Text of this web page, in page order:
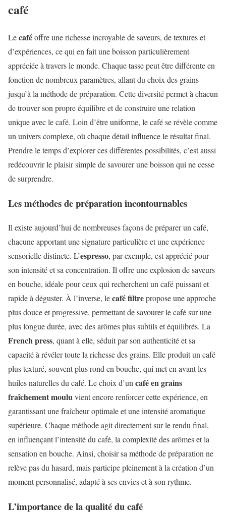
café
Lecaféoffre une richesse incroyable de saveurs, de textures et
d’expériences, ce qui en fait une boisson particulièrement
appréciée à travers le monde. Chaque tasse peut être différente en
fonction de nombreux paramètres, allant du choix des grains
jusqu’à la méthode de préparation. Cette diversité permet à chacun
de trouver son propre équilibre et de construire une relation
unique avec le café. Loin d’être uniforme, le café se révèle comme
un univers complexe, où chaque détail influence le résultat final.
Prendre le temps d’explorer ces différentes possibilités, c’est aussi
redécouvrir le plaisir simple de savourer une boisson qui ne cesse
de surprendre.
Les méthodes de préparation incontournables
Il existe aujourd’hui de nombreuses façons de préparer un café,
chacune apportant une signature particulière et une expérience
sensorielle distincte. L’espresso, par exemple, est apprécié pour
son intensité et sa concentration. Il offre une explosion de saveurs
en bouche, idéale pour ceux qui recherchent un café puissant et
rapide à déguster. À l’inverse, lecafé filtrepropose une approche
plus douce et progressive, permettant de savourer le café sur une
plus longue durée, avec des arômes plus subtils et équilibrés. La
French press, quant à elle, séduit par son authenticité et sa
capacité à révéler toute la richesse des grains. Elle produit un café
plus texturé, souvent plus rond en bouche, qui met en avant les
huiles naturelles du café. Le choix d’uncafé en grains
fraîchement mouluvient encore renforcer cette expérience, en
garantissant une fraîcheur optimale et une intensité aromatique
supérieure. Chaque méthode agit directement sur le rendu final,
en influençant l’intensité du café, la complexité des arômes et la
sensation en bouche. Ainsi, choisir sa méthode de préparation ne
relève pas du hasard, mais participe pleinement à la création d’un
moment personnalisé, adapté à ses envies et à son rythme.
L’importance de la qualité du café